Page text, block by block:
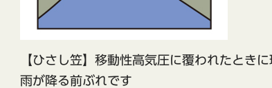
【ひさし笠】移動性高気圧に覆われたとき
雨が降る前ぶれです